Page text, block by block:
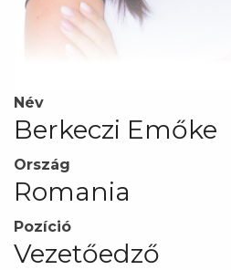
Név
Berkeczi Emőke
Ország
Romania
Pozíció
Vezetőedző